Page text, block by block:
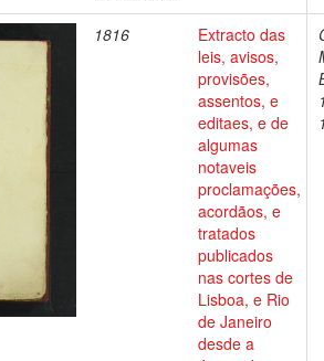
1816
Extracto das
leis, avisos,
provisões,
assentos, e
editaes, e de
algumas
notaveis
proclamações,
acordãos, e
tratados
publicados
nas cortes de
Lisboa, e Rio
de Janeiro
desde a